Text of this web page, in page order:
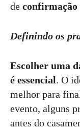
de confirmação
Definindo os
Escolher uma
é essencial. O
melhor para
evento, alguns
antes do